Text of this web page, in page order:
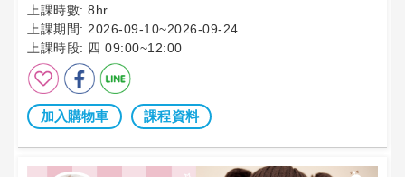
上課時數: 8hr
上課期間: 2026-09-10~2026-09-24
上課時段: 四 09:00~12:00
加入購物車 課程資料